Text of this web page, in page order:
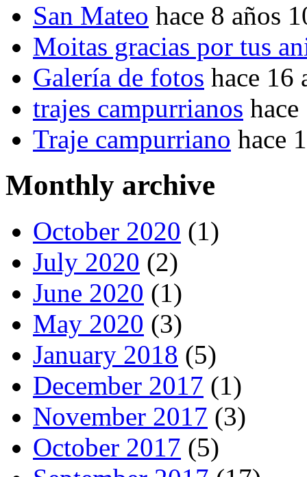
San Mateo hace 8 años
Moitas gracias por tus
Galería de fotos hace 16
trajes campurrianos
Traje campurriano hace
Monthly archive
October 2020 (1)
July 2020 (2)
June 2020 (1)
May 2020 (3)
January 2018 (5)
December 2017 (1)
November 2017 (3)
October 2017 (5)